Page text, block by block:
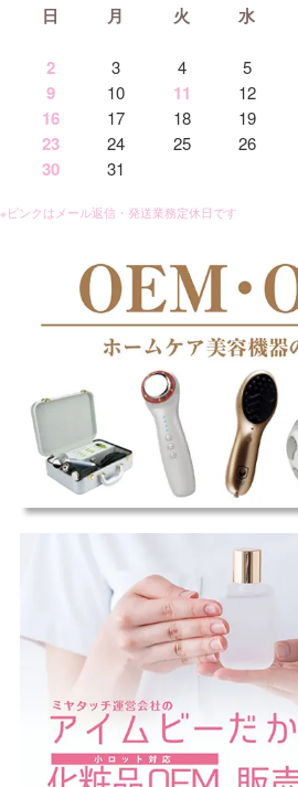
日
月 火 水
2
3 4 5
9
10 11 12
16
17 18 19
23
24 25 26
30
31